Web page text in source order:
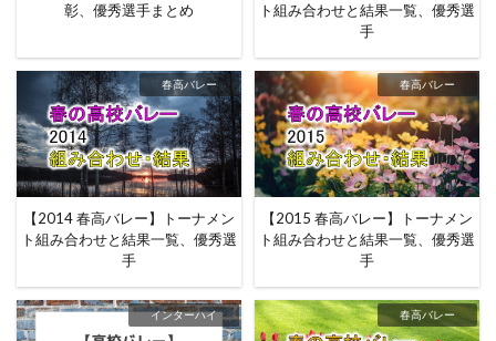
彰、優秀選手まとめ
ト組み合わせと結果一覧、優秀選
手
春高バレー
【2014 春高バレー】トーナメン
ト組み合わせと結果一覧、優秀選
手
春高バレー
【2015 春高バレー】トーナメン
ト組み合わせと結果一覧、優秀選
手
インターハイ 春高バレー